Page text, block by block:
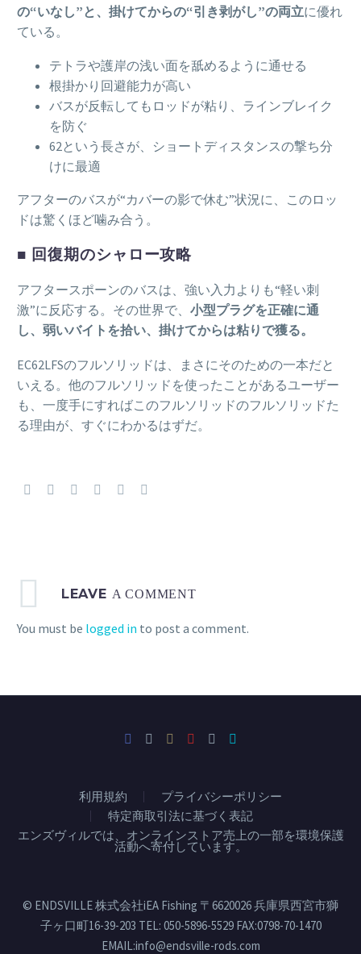
の“いなし”と、掛けてからの“引き剥がし”の両立に優れ
ている。
テトラや護岸の浅い面を舐めるように通せる
根掛かり回避能力が高い
バスが反転してもロッドが粘り、ラインブレイク
を防ぐ
62という長さが、ショートディスタンスの撃ち分
けに最適
アフターのバスが“カバーの影で休む”状況に、このロッ
ドは驚くほど噛み合う。
■ 回復期のシャロー攻略
アフタースポーンのバスは、強い入力よりも“軽い刺
激”に反応する。その世界で、 小型プラグを正確に通
し、弱いバイトを拾い、掛けてからは粘りで獲る。
EC62LFSのフルソリッドは、まさにそのための一本だと
いえる。他のフルソリッドを使ったことがあるユーザー
も、一度手にすればこのフルソリッドのフルソリッドた
る理由が、すぐにわかるはずだ。
LEAVE A COMMENT
You must be logged in to post a comment.
利用規約
プライバシーポリシー
特定商取引法に基づく表記
エンズヴィルでは、オンラインストア売上の一部を環境保護
活動へ寄付しています。
© ENDSVILLE 株式会社iEA Fishing 〒6620026 兵庫県西宮市獅
子ヶ口町16-39-203 TEL: 050-5896-5529 FAX:0798-70-1470
EMAIL:info@endsville-rods.com